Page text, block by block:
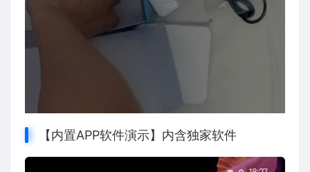
【内置APP软件演示】内含独家软件